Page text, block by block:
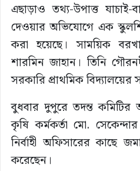
এছাড়াও তথ্য-উপাত্ত
দেওয়ার অভিযোগে এক
করা হয়েছে। সাময়িক
শারমিন জাহান। তিনি
সরকারি প্রাথমিক বিদ্যালয়ের
বুধবার দুপুরে তদন্ত
কৃষি কর্মকর্তা মো.
নির্বাহী অফিসারের কাছে
করেছেন।